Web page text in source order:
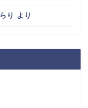
らり より